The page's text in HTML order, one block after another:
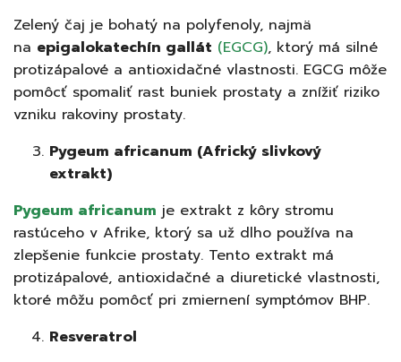
Zelený čaj je bohatý na polyfenoly, najmä
na epigalokatechín gallát (EGCG), ktorý má silné
protizápalové a antioxidačné vlastnosti. EGCG môže
pomôcť spomaliť rast buniek prostaty a znížiť riziko
vzniku rakoviny prostaty.
Pygeum africanum (Africký slivkový
extrakt)
Pygeum africanum je extrakt z kôry stromu
rastúceho v Afrike, ktorý sa už dlho používa na
zlepšenie funkcie prostaty. Tento extrakt má
protizápalové, antioxidačné a diuretické vlastnosti,
ktoré môžu pomôcť pri zmiernení symptómov BHP.
Resveratrol